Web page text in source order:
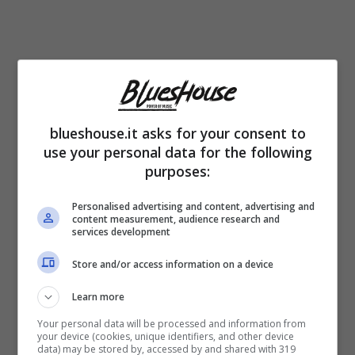
Cannavacciuoloè arrivato all’apice della
sua carriera. Lo chef ha segnato un altro
traguardo immenso,
ristorante Villa Crespi
terza stella Michelin . Così, il totale delle
blueshouse.it asks for your consent to
use your personal data for the following
purposes:
Personalised advertising and content, advertising and
content measurement, audience research and
services development
Store and/or access information on a device
Learn more
Your personal data will be processed and information from
your device (cookies, unique identifiers, and other device
data) may be stored by, accessed by and shared with 319